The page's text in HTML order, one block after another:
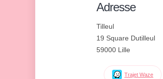
Adresse
Tilleul
19 Square Dutilleul
59000 Lille
Trajet Waze